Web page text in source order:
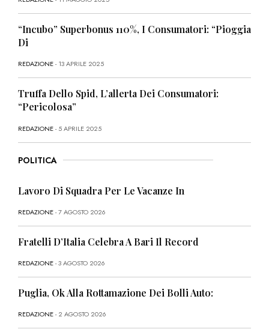
“Incubo” Superbonus 110%, I Consumatori: “Pioggia
Di
REDAZIONE- 13 APRILE 2025
Truffa Dello Spid, L’allerta Dei Consumatori:
“Pericolosa”
REDAZIONE- 5 APRILE 2025
POLITICA
Lavoro Di Squadra Per Le Vacanze In
REDAZIONE- 7 AGOSTO 2026
Fratelli D’Italia Celebra A Bari Il Record
REDAZIONE- 3 AGOSTO 2026
Puglia, Ok Alla Rottamazione Dei Bolli Auto:
REDAZIONE- 2 AGOSTO 2026